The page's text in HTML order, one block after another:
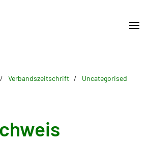
Verbandszeitschrift
Uncategorised